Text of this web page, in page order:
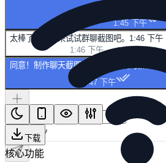
1:45 下午
太棒了，接下来试试群聊截图吧。 1:46 下午
1:46 下午
同意！制作聊天截图可能会成为我的新爱好。
1:47 下午
下载
核心功能